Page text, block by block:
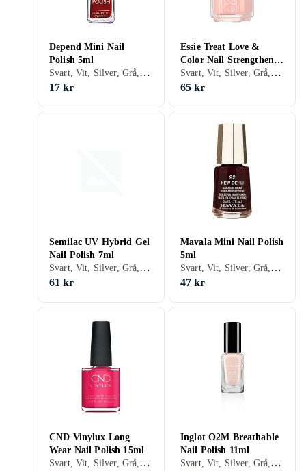
Depend Mini Nail
Polish 5ml
Svart, Vit, Silver, Grå, Turkos, Brun, Blå, Röd, Orange, Guld, Transparent, Grön, Beige, Rosa, Lila, Glitter, Matt, Gel, Neon, Nagellack
17 kr
Essie Treat Love &
Color Nail Strengthener
13,5ml
Svart, Vit, Silver, Grå, Brun, Blå, Röd, Orange, Guld, Beige, Rosa, Lila, Glitter, Matt, Metallic, Nagelförstärkare, Snabbtorkning
65 kr
Semilac UV Hybrid Gel
Nail Polish 7ml
Svart, Vit, Silver, Grå, Brun, Blå, Röd, Gul, Orange, Guld, Transparent, Grön, Beige, Rosa, Lila, Krackelerande, Glitter, Matt, Gel, Neon, Holografiskt, Nagellack, Nagelförstärkare, Hybridnagellack, Snabbtorkning
61 kr
Mavala Mini Nail Polish
5ml
Svart, Vit, Silver, Grå, Turkos, Brun, Blå, Röd, Gul, Orange, Guld, Transparent, Grön, Beige, Rosa, Lila, Glitter, Matt, Gel, Metallic, Neon, Chrome, Nagellack, Torra droppar/spray, Hybridnagellack, Snabbtorkning, Ridge filling, Giftfritt
47 kr
CND Vinylux Long
Wear Nail Polish 15ml
Svart, Vit, Silver, Grå, Turkos, Brun, Blå, Röd, Gul, Orange, Guld, Grön, Beige, Rosa, Lila, Gel, Metallic, Neon, Holografiskt, Nagellack
Inglot O2M Breathable
Nail Polish 11ml
Svart, Vit, Silver, Grå, Turkos, Brun, Blå, Röd, Gul, Guld, Grön, Rosa, Lila, Glitter, Matt, Gel, Nagellack